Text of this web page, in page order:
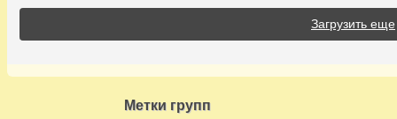
Загрузить еще
Метки групп